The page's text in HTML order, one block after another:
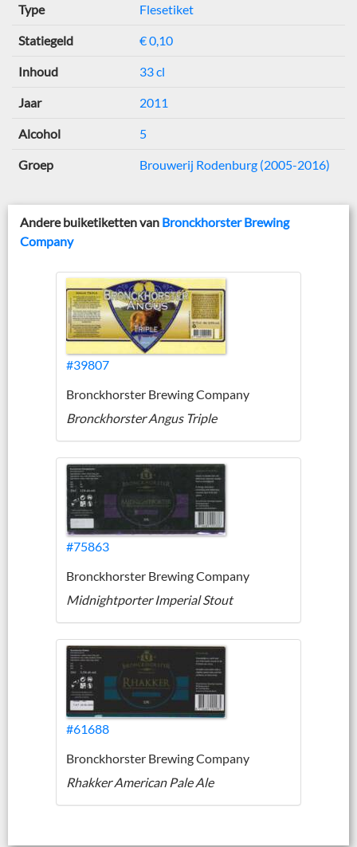
Type Flesetiket
Statiegeld € 0,10
Inhoud 33 cl
Jaar 2011
Alcohol 5
Groep Brouwerij Rodenburg (2005-2016)
Andere buiketiketten van Bronckhorster Brewing
Company
#39807
Bronckhorster Brewing Company
Bronckhorster Angus Triple
#75863
Bronckhorster Brewing Company
Midnightporter Imperial Stout
#61688
Bronckhorster Brewing Company
Rhakker American Pale Ale